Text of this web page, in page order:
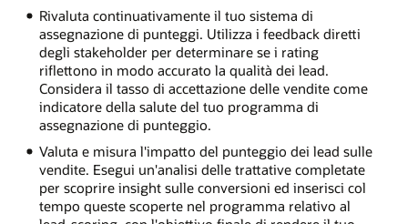
Rivaluta continuativamente il tuo sistema di
assegnazione di punteggi. Utilizza i feedback diretti
degli stakeholder per determinare se i rating
riflettono in modo accurato la qualità dei lead.
Considera il tasso di accettazione delle vendite come
indicatore della salute del tuo programma di
assegnazione di punteggio.
Valuta e misura l'impatto del punteggio dei lead sulle
vendite. Esegui un'analisi delle trattative completate
per scoprire insight sulle conversioni ed inserisci col
tempo queste scoperte nel programma relativo al